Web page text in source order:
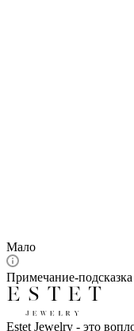
Мало
Примечание-подсказка
Estet Jewelry - это